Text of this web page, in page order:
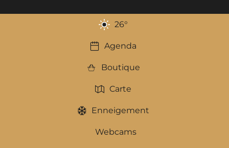
26°
Agenda
Boutique
Carte
Enneigement
Webcams